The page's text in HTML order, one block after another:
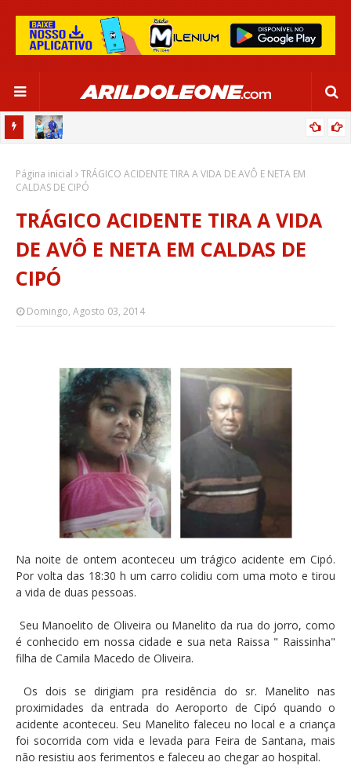
SALVADOR
Página inicial
TRÁGICO ACIDENTE TIRA A VIDA DE AVÔ E NETA EM
CALDAS DE CIPÓ
TRÁGICO ACIDENTE TIRA A VIDA
DE AVÔ E NETA EM CALDAS DE
CIPÓ
Domingo, Agosto 03, 2014
Na noite de ontem aconteceu um trágico acidente em Cipó.
Por volta das 18:30 h um carro colidiu com uma moto e tirou
a vida de duas pessoas.
Seu Manoelito de Oliveira ou Manelito da rua do jorro, como
é conhecido em nossa cidade e sua neta Raissa " Raissinha"
filha de Camila Macedo de Oliveira.
Os dois se dirigiam pra residência do sr. Manelito nas
proximidades da entrada do Aeroporto de Cipó quando o
acidente aconteceu. Seu Manelito faleceu no local e a criança
foi socorrida com vida e levada para Feira de Santana, mais
não resistiu aos ferimentos e faleceu ao chegar ao hospital.